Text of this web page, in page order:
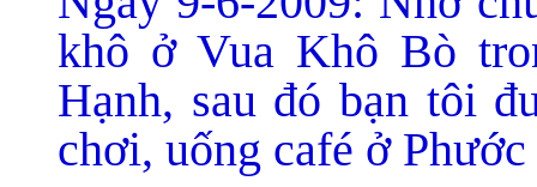
khô ở Vua Khô Bò
Hạnh, sau đó bạn tôi
chơi, uống café ở